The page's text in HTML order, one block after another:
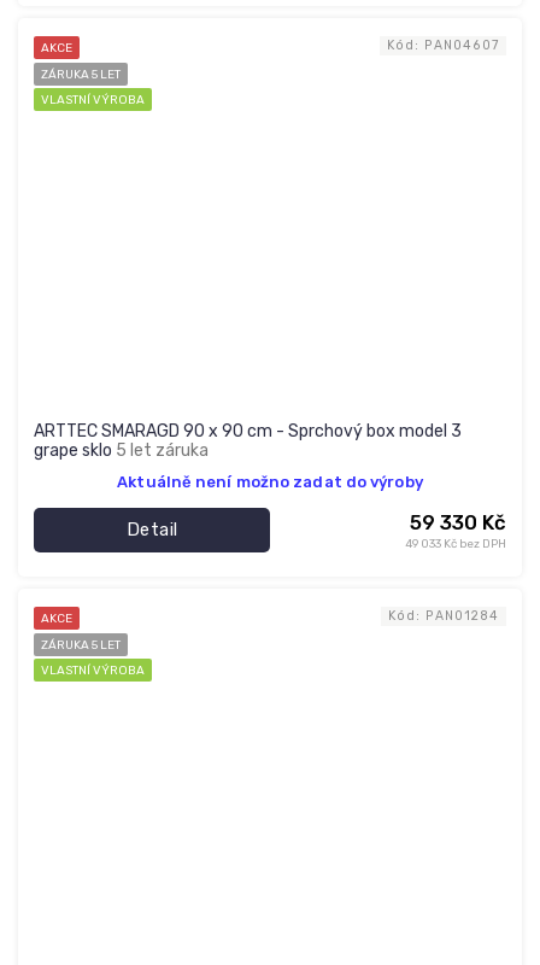
AKCE
ZÁRUKA 5 LET
VLASTNÍ VÝROBA
ARTTEC SMARAGD 90 x 90 cm - Sprchový box model 3
grape sklo 5 let záruka
Aktuálně není možno zadat do výroby
49 033 Kč bez DPH
59 330 Kč
Detail
Kód: PAN04607
AKCE
ZÁRUKA 5 LET
VLASTNÍ VÝROBA
Kód: PAN01284